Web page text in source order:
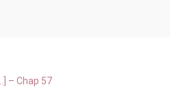
– Chap 57